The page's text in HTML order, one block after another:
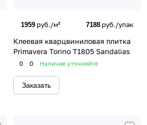
1959 руб./м² 7188 руб./упак
Клеевая кварцвиниловая плитка
Primavera Torino T1805 Sandalias
0 0 Наличие уточняйте
Заказать